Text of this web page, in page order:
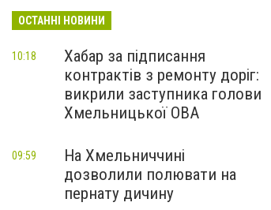
ОСТАННІ НОВИНИ
Хабар за підписання
контрактів з ремонту доріг:
викрили заступника голови
Хмельницької ОВА
10:18
На Хмельниччині
дозволили полювати на
пернату дичину
09:59